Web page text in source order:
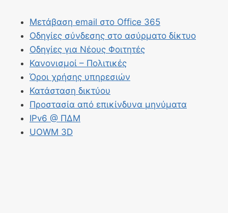
Μετάβαση email στο Office 365
Οδηγίες σύνδεσης στο ασύρματο δίκτυο
Οδηγίες για Νέους Φοιτητές
Κανονισμοί – Πολιτικές
Όροι χρήσης υπηρεσιών
Κατάσταση δικτύου
Προστασία από επικίνδυνα μηνύματα
IPv6 @ ΠΔΜ
UOWM 3D